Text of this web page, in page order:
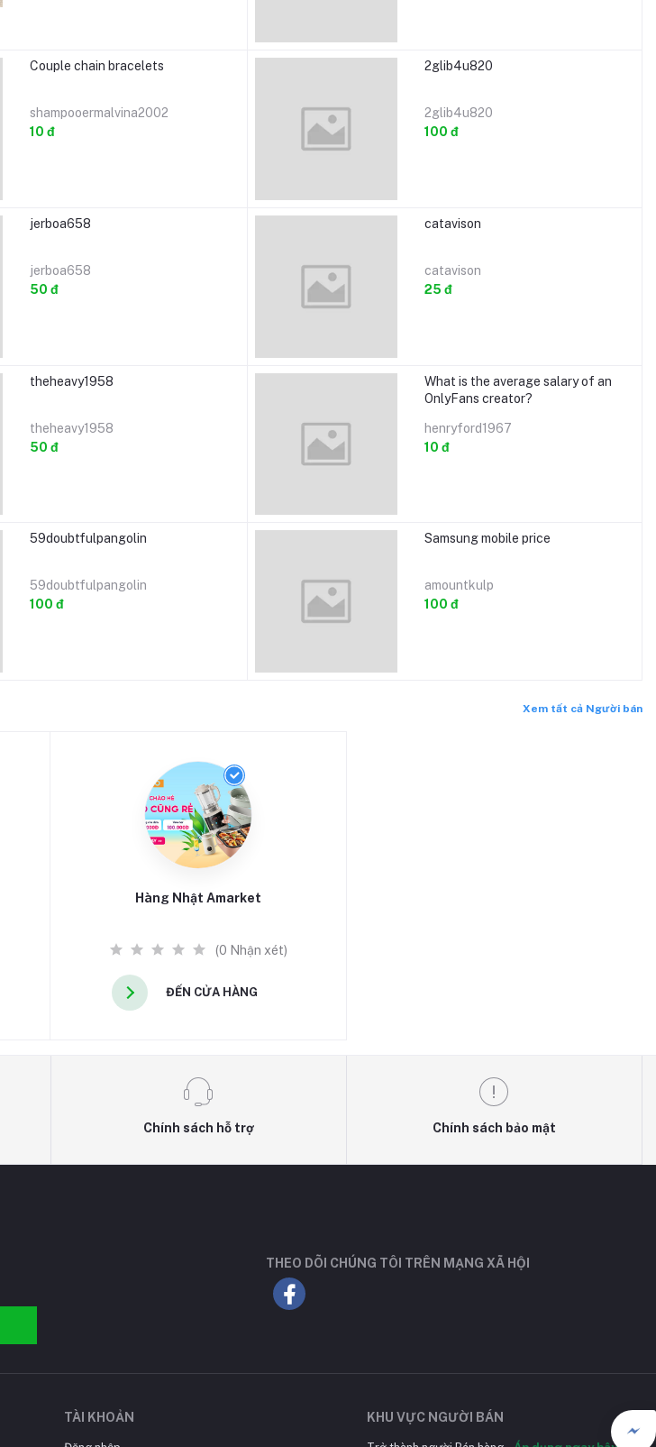
Couple chain bracelets
shampooermalvina2002
10 đ
2glib4u820
2glib4u820
100 đ
jerboa658
jerboa658
50 đ
catavison
catavison
25 đ
theheavy1958
theheavy1958
50 đ
What is the average salary of an
OnlyFans creator?
henryford1967
10 đ
59doubtfulpangolin
59doubtfulpangolin
100 đ
Samsung mobile price
amountkulp
100 đ
Xem tất cả Người bán
Hàng Nhật Amarket
(0 Nhận xét)
ĐẾN CỬA HÀNG
Chính sách hỗ trợ Chính sách bảo mật
THEO DÕI CHÚNG TÔI TRÊN MẠNG XÃ HỘI
TÀI KHOẢN KHU VỰC NGƯỜI BÁN